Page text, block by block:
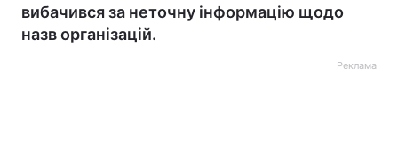
вибачився за неточну інформацію щодо
назв організацій.
Реклама